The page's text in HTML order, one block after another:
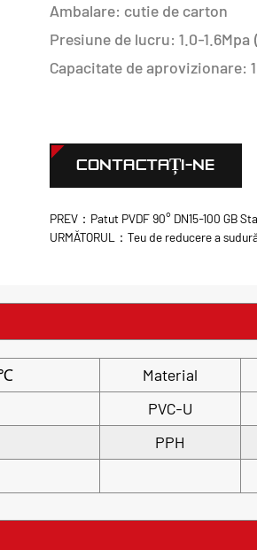
Ambalare: cutie de carton
Presiune de lucru: 1.0-1.6Mpa
Capacitate de aprovizionare:
CONTACTAȚI-NE
PREV：Patut PVDF 90° DN15-100 GB
URMĂTORUL：Teu de reducere a
Material
PVC-U
PPH